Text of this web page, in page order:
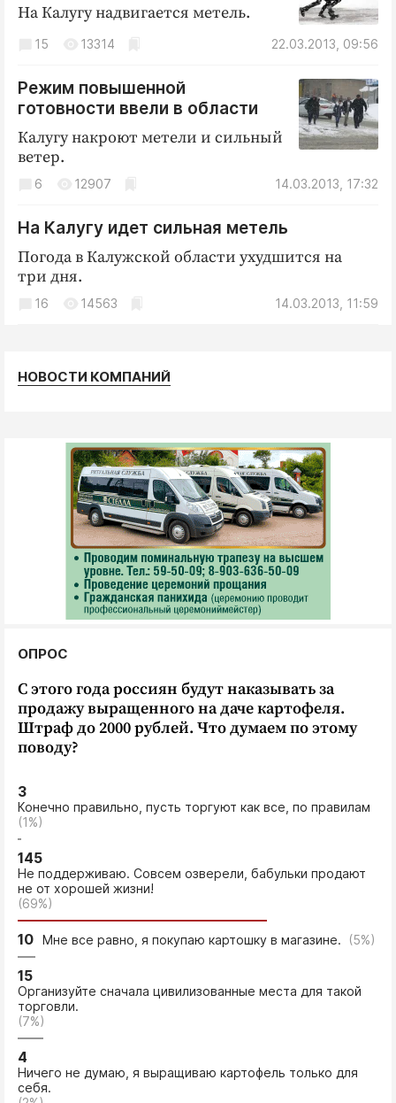
На Калугу надвигается метель.
22.03.2013, 09:56
15 13314
Режим повышенной
готовности ввели в области
Калугу накроют метели и сильный
ветер.
14.03.2013, 17:32
6 12907
На Калугу идет сильная метель
Погода в Калужской области ухудшится на
три дня.
14.03.2013, 11:59
16 14563
НОВОСТИ КОМПАНИЙ
ОПРОС
С этого года россиян будут наказывать за
продажу выращенного на даче картофеля.
Штраф до 2000 рублей. Что думаем по этому
поводу?
3
Конечно правильно, пусть торгуют как все, по правилам
(1%)
145
Не поддерживаю. Совсем озверели, бабульки продают
не от хорошей жизни!
(69%)
10 Мне все равно, я покупаю картошку в магазине. (5%)
15
Организуйте сначала цивилизованные места для такой
торговли.
(7%)
4
Ничего не думаю, я выращиваю картофель только для
себя.